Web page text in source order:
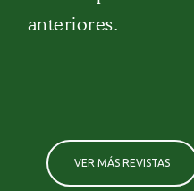
anteriores.
VER MÁS REVISTAS